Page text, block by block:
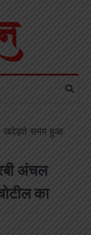
खदेड़ते समय हुआ
अंचल
का